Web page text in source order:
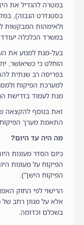
במטרה להגדיל את
בסטנדרט הגבוה),
ולאימהות המבקשות
במשרד הכלכלה
בעל-מנת למנוע את
בפריסה רב שנתית
למערכת הפיקוח
מנת לעמוד בדרישת
התאמת מערך הפיקוח
מה היה עד היום?
כיום הסדר מעונות
הפיקוח הישן").
הרישוי לפי החוק
אלא על מגוון רחב של
בשכלם וכדומה.